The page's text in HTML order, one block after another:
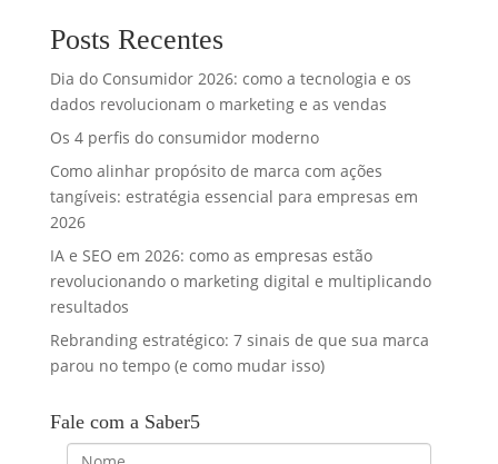
Posts Recentes
Dia do Consumidor 2026: como a tecnologia e os
dados revolucionam o marketing e as vendas
Os 4 perfis do consumidor moderno
Como alinhar propósito de marca com ações
tangíveis: estratégia essencial para empresas em
2026
IA e SEO em 2026: como as empresas estão
revolucionando o marketing digital e multiplicando
resultados
Rebranding estratégico: 7 sinais de que sua marca
parou no tempo (e como mudar isso)
Fale com a Saber5